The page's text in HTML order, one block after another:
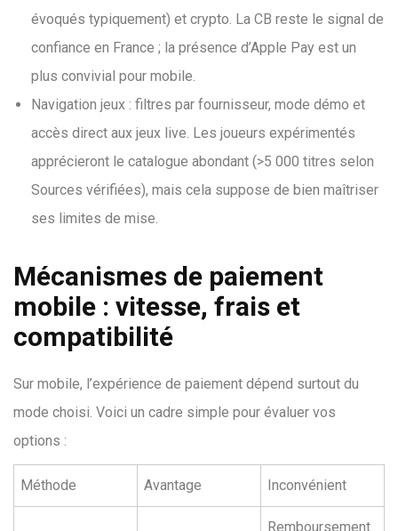
évoqués typiquement) et crypto. La CB reste le signal de
confiance en France ; la présence d’Apple Pay est un
plus convivial pour mobile.
Navigation jeux : filtres par fournisseur, mode démo et
accès direct aux jeux live. Les joueurs expérimentés
apprécieront le catalogue abondant (>5 000 titres selon
Sources vérifiées), mais cela suppose de bien maîtriser
ses limites de mise.
Mécanismes de paiement
mobile : vitesse, frais et
compatibilité
Sur mobile, l’expérience de paiement dépend surtout du
mode choisi. Voici un cadre simple pour évaluer vos
options :
Méthode Avantage Inconvénient
Remboursement